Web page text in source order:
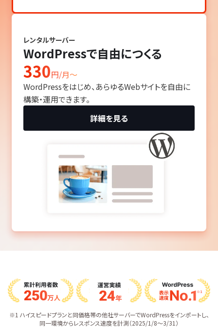
レンタルサーバー
WordPressで自由につくる
330円/月〜
WordPressをはじめ、あらゆるWebサイトを自由に
構築・運用できます。
詳細を見る
※1 ハイスピードプランと同価格帯の他社サーバーでWordPressをインポートし、
同一環境からレスポンス速度を計測（2025/1/8〜3/31）